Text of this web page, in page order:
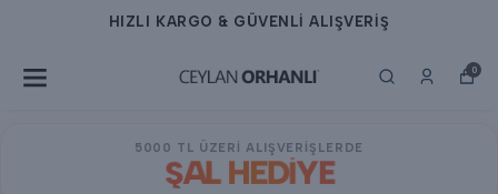
HIZLI KARGO & GÜVENLİ ALIŞVERİŞ
0
5000 TL ÜZERİ ALIŞVERİŞLERDE
ŞAL HEDİYE